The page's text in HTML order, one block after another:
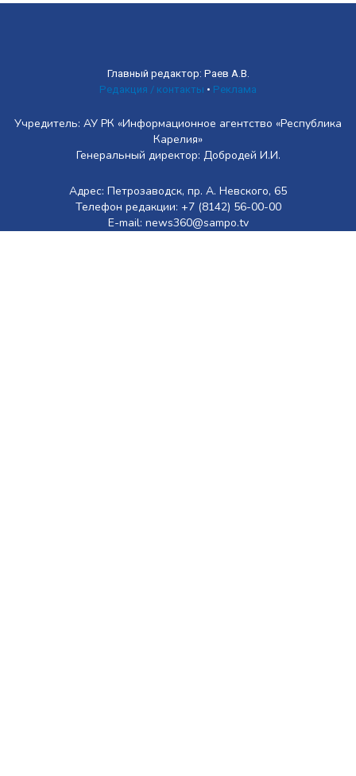
Главный редактор: Раев А.В.
Редакция / контакты • Реклама
Учредитель: АУ РК «Информационное агентство «Республика
Карелия»
Генеральный директор: Добродей И.И.
Адрес: Петрозаводск, пр. А. Невского, 65
Телефон редакции: +7 (8142) 56-00-00
E-mail: news360@sampo.tv